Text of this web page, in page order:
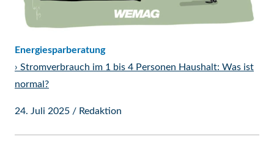
Energiesparberatung
› Stromverbrauch im 1 bis 4 Personen Haushalt: Was ist
normal?
24. Juli 2025 / Redaktion